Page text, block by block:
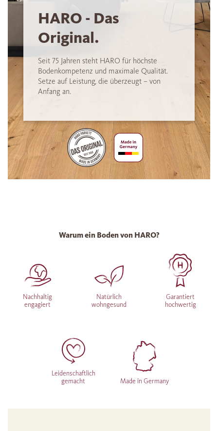
HARO - Das
Original.
Seit 75 Jahren steht HARO für höchste
Bodenkompetenz und maximale Qualität.
Setze auf Leistung, die überzeugt – von
Anfang an.
Warum ein Boden von HARO?
Nachhaltig
engagiert
Natürlich
wohngesund
Garantiert
hochwertig
Leidenschaftlich
gemacht
Made in Germany